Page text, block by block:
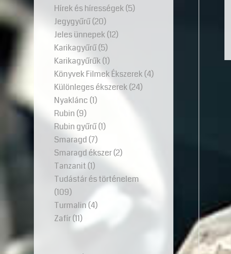
Hírek és hírességek(5)
Jegygyűrű(20)
Jeles ünnepek(12)
Karikagyűrű(5)
Karikagyűrűk(1)
Könyvek Filmek Ékszerek(4)
Különleges ékszerek(24)
Nyaklánc (1)
Rubin (9)
Rubin gyűrű(1)
Smaragd (7)
Smaragd ékszer(2)
Tanzanit (1)
Tudástár és történelem
(109)
Turmalin (4)
Zafír(11)